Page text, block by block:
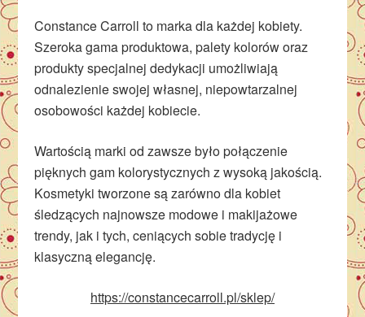
Constance Carroll to marka dla każdej kobiety.
Szeroka gama produktowa, palety kolorów oraz
produkty specjalnej dedykacji umożliwiają
odnalezienie swojej własnej, niepowtarzalnej
osobowości każdej kobiecie.
Wartością marki od zawsze było połączenie
pięknych gam kolorystycznych z wysoką jakością.
Kosmetyki tworzone są zarówno dla kobiet
śledzących najnowsze modowe i makijażowe
trendy, jak i tych, ceniących sobie tradycję i
klasyczną elegancję.
https://constancecarroll.pl/sklep/